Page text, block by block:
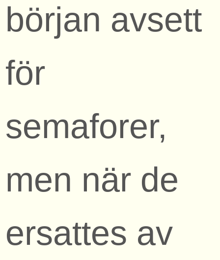
början avsett
för
semaforer,
men när de
ersattes av